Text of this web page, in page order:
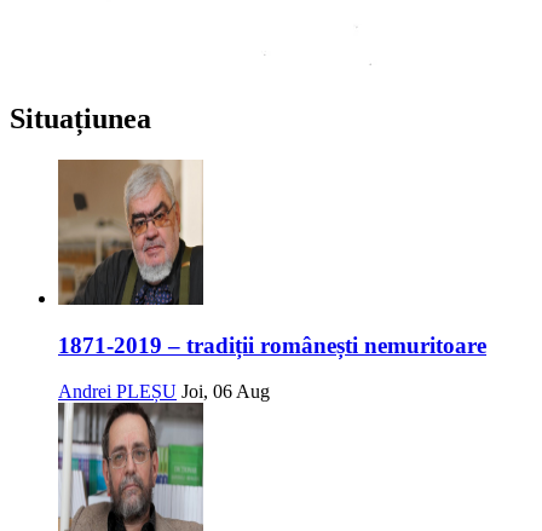
Situațiunea
1871-2019 – tradiții românești nemuritoare
Andrei PLEȘU Joi, 06 Aug